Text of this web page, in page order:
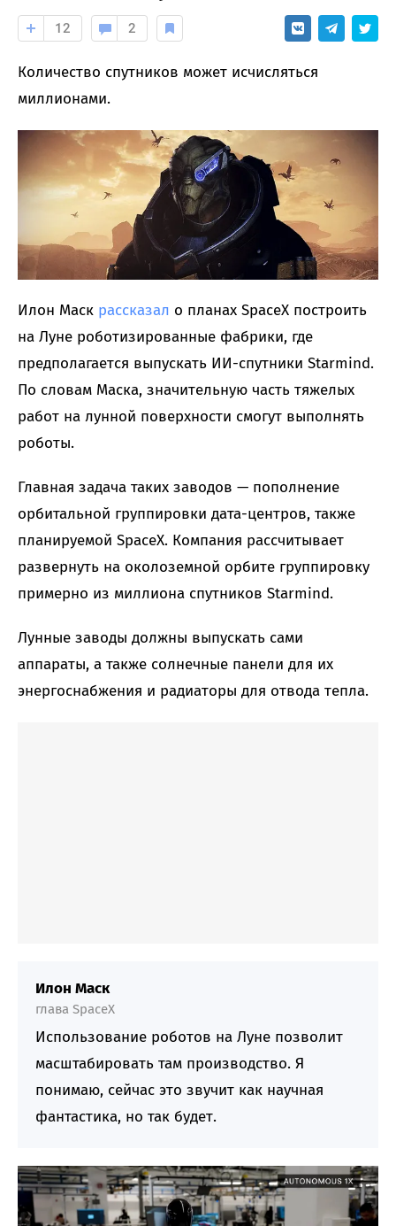
12 2
Количество спутников может исчисляться
миллионами.
Илон Маск рассказал о планах SpaceX построить
на Луне роботизированные фабрики, где
предполагается выпускать ИИ-спутники Starmind.
По словам Маска, значительную часть тяжелых
работ на лунной поверхности смогут выполнять
роботы.
Главная задача таких заводов — пополнение
орбитальной группировки дата-центров, также
планируемой SpaceX. Компания рассчитывает
развернуть на околоземной орбите группировку
примерно из миллиона спутников Starmind.
Лунные заводы должны выпускать сами
аппараты, а также солнечные панели для их
энергоснабжения и радиаторы для отвода тепла.
Илон Маск
глава SpaceX
Использование роботов на Луне позволит
масштабировать там производство. Я
понимаю, сейчас это звучит как научная
фантастика, но так будет.